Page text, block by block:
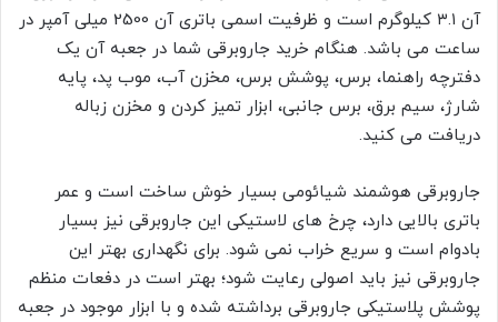
آن ۳.۱ کیلوگرم است و ظرفیت اسمی باتری آن 2500 میلی آمپر در
ساعت می باشد. هنگام خرید جاروبرقی شما در جعبه آن یک
دفترچه راهنما، برس، پوشش برس، مخزن آب، موب پد، پایه
شارژ، سیم برق، برس جانبی، ابزار تمیز کردن و مخزن زباله
دریافت می کنید.
جاروبرقی هوشمند شیائومی بسیار خوش ساخت است و عمر
باتری بالایی دارد، چرخ های لاستیکی این جاروبرقی نیز بسیار
بادوام است و سریع خراب نمی شود. برای نگهداری بهتر این
جاروبرقی نیز باید اصولی رعایت شود؛ بهتر است در دفعات منظم
پوشش پلاستیکی جاروبرقی برداشته شده و با ابزار موجود در جعبه